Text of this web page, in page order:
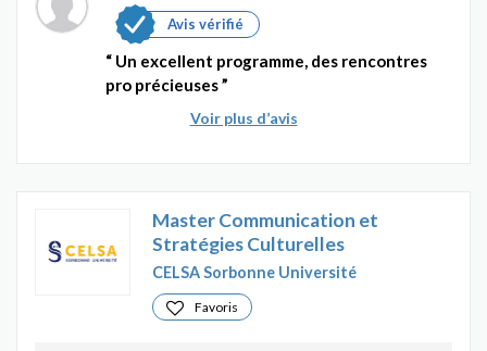
Avis vérifié
Un excellent programme, des rencontres
pro précieuses
Voir plus d’avis
Master Communication et
Stratégies Culturelles
CELSA Sorbonne Université
Favoris